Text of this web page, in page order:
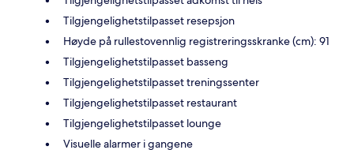
Tilgjengelighetstilpasset resepsjon
Høyde på rullestovennlig registreringsskranke (cm): 91
Tilgjengelighetstilpasset basseng
Tilgjengelighetstilpasset treningssenter
Tilgjengelighetstilpasset restaurant
Tilgjengelighetstilpasset lounge
Visuelle alarmer i gangene